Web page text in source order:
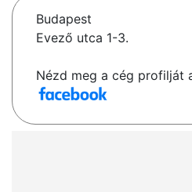
Budapest
Evező utca 1-3.
Nézd meg a cég profilját